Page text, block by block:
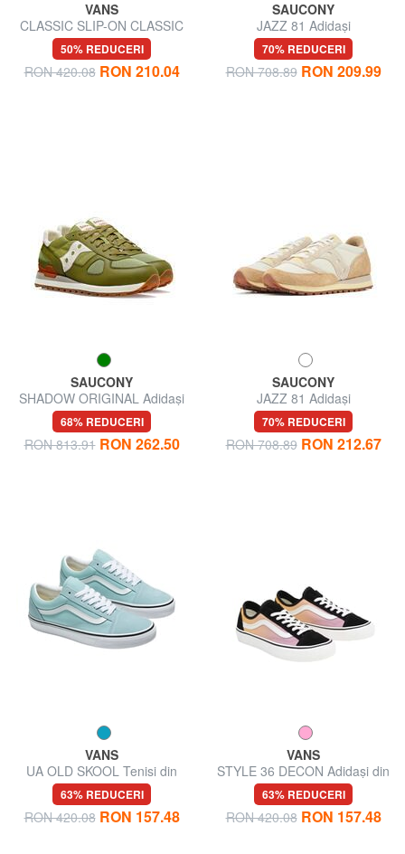
VANS
CLASSIC SLIP-ON CLASSIC
Slip on pentru femei
50% REDUCERI
RON 420.08 RON 210.04
SAUCONY
JAZZ 81 Adidași
70% REDUCERI
RON 708.89 RON 209.99
SAUCONY
SHADOW ORIGINAL Adidași
68% REDUCERI
RON 813.91 RON 262.50
SAUCONY
JAZZ 81 Adidași
70% REDUCERI
RON 708.89 RON 212.67
VANS
UA OLD SKOOL Tenisi din
piele
63% REDUCERI
RON 420.08 RON 157.48
VANS
STYLE 36 DECON Adidași din
pânză și piele
63% REDUCERI
RON 420.08 RON 157.48